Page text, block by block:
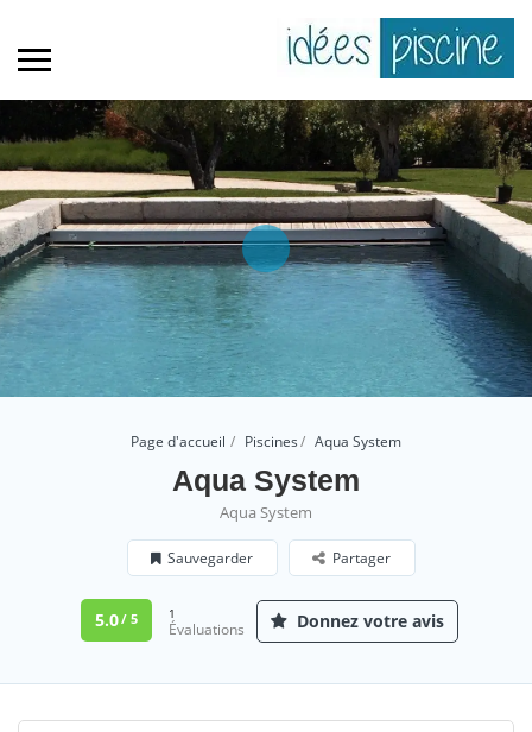
Page d'accueil Piscines Aqua System
Aqua System
Aqua System
Sauvegarder Partager
5.0/ 5 1
Évaluations Donnez votre avis